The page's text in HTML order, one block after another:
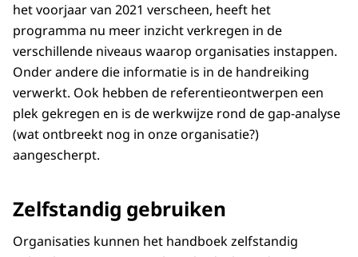
het voorjaar van 2021 verscheen, heeft het
programma nu meer inzicht verkregen in de
verschillende niveaus waarop organisaties instappen.
Onder andere die informatie is in de handreiking
verwerkt. Ook hebben de referentieontwerpen een
plek gekregen en is de werkwijze rond de gap-analyse
(wat ontbreekt nog in onze organisatie?)
aangescherpt.
Zelfstandig gebruiken
Organisaties kunnen het handboek zelfstandig